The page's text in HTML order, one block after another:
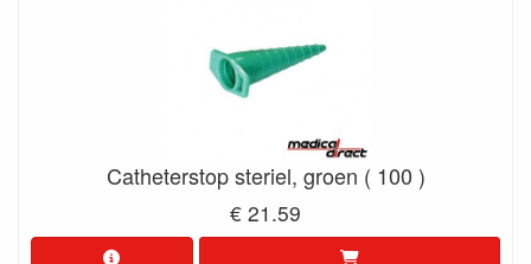
Catheterstop steriel, groen ( 100 )
€ 21.59